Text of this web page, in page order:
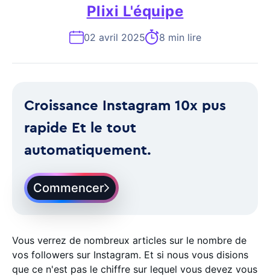
Plixi L'équipe
02 avril 2025 8 min lire
Croissance Instagram 10x pus
rapide Et le tout
automatiquement.
Commencer
Vous verrez de nombreux articles sur le nombre de
vos followers sur Instagram. Et si nous vous disions
que ce n'est pas le chiffre sur lequel vous devez vous